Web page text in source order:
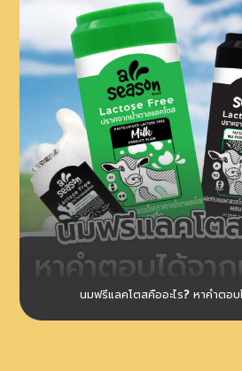
นมฟรีแลคโตสคืออะไร? หาคำตอ